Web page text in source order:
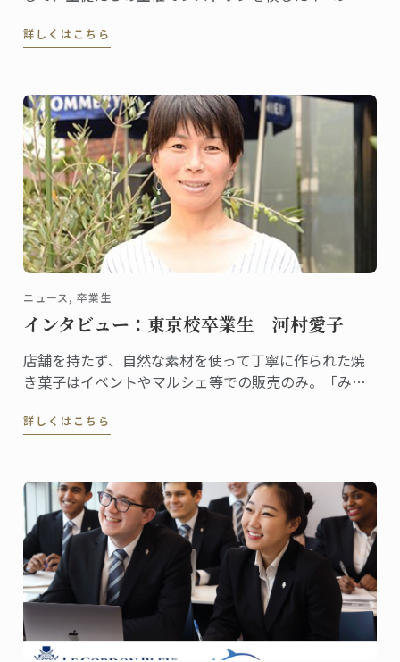
なったフランス料理ディプロムに加わった講座内容の
詳しくはこちら
ニュース, 卒業生
インタビュー：東京校卒業生 河村愛子
店舗を持たず、自然な素材を使って丁寧に作られた焼
き菓子はイベントやマルシェ等での販売のみ。「みの
子さんは、2002年に東京校でグラン・ディプロムを取
詳しくはこちら